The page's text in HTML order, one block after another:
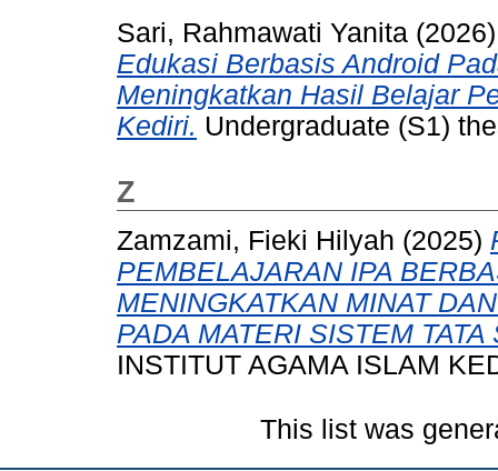
Sari, Rahmawati Yanita
Edukasi Berbasis Android
Meningkatkan Hasil Belajar
Kediri. Undergraduate (S1)
Z
Zamzami, Fieki Hilyah (2025)
PEMBELAJARAN IPA
MENINGKATKAN MINAT
PADA MATERI SISTEM TATA
INSTITUT AGAMA ISLAM
This list was